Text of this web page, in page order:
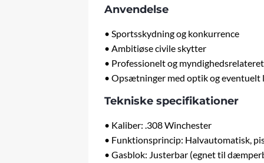
Anvendelse
• Sportsskydning og konkurrence
• Ambitiøse civile skytter
• Professionelt og
• Opsætninger med optik og
Tekniske specifikationer
• Kaliber: .308 Winchester
• Funktionsprincip: Halvautomatisk,
• Gasblok: Justerbar (egnet til